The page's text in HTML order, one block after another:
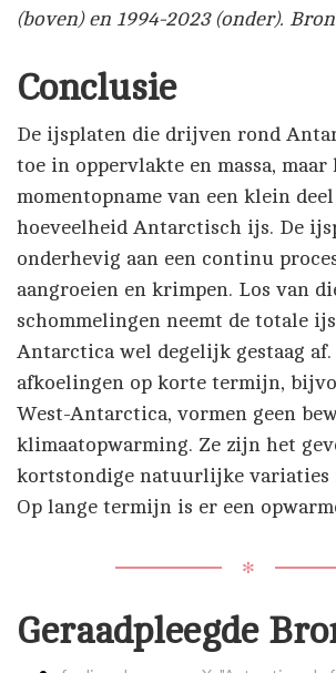
(boven) en 1994-2023 (onder).
Conclusie
De ijsplaten die drijven rond
toe in oppervlakte en massa, maar
momentopname van een klein
hoeveelheid Antarctisch ijs. De
onderhevig aan een continu
aangroeien en krimpen. Los van
schommelingen neemt de totale
Antarctica wel degelijk gestaag
afkoelingen op korte termijn,
West-Antarctica, vormen geen
klimaatopwarming. Ze zijn het
kortstondige natuurlijke variaties
Op lange termijn is er een
✻
Geraadpleegde